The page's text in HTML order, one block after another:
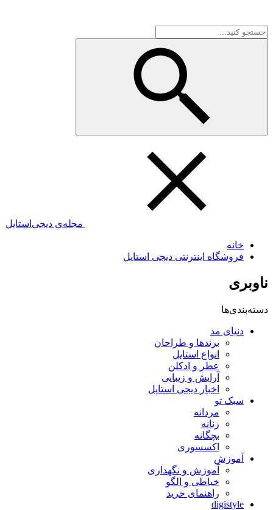
مجله‌ی دیجی‌استایل
خانه
فروشگاه اینترنتی دیجی استایل
ناوبری
دسته‌بندی‌ها
دنیای مد
برندها و طراحان
انواع استایل
عطر و ادکلن
آرایش و زیبایی
اخبار دیجی استایل
سبک تو
مردانه
زنانه
بچگانه
اکسسوری
آموزش
آموزش و نگهداری
خیاطی و الگو
راهنمای خرید
digistyle